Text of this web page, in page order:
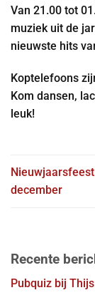
Van 21.00 tot
muziek uit de
nieuwste hits
Koptelefoons
Kom dansen,
leuk!
Nieuwjaarsfeest
december
Recente
Pubquiz bij Thijs